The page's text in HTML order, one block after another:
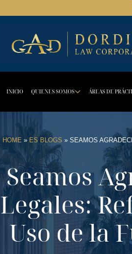
INICIO QUIENES SOMOS ÁREAS DE
HOME » ES BLOGS » SEAMOS
Seamos
Legales:
Uso de la